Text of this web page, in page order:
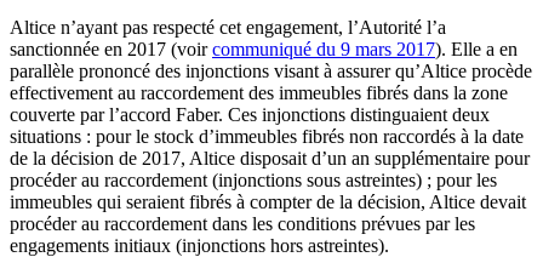
Altice n’ayant pas respecté cet engagement, l’Autorité l’a
sanctionnée en 2017 (voircommuniqué du 9 mars 2017). Elle a en
parallèle prononcé des injonctions visant à assurer qu’Altice procède
effectivement au raccordement des immeubles fibrés dans la zone
couverte par l’accord Faber. Ces injonctions distinguaient deux
situations : pour le stock d’immeubles fibrés non raccordés à la date
de la décision de 2017, Altice disposait d’un an supplémentaire pour
procéder au raccordement (injonctions sous astreintes) ; pour les
immeubles qui seraient fibrés à compter de la décision, Altice devait
procéder au raccordement dans les conditions prévues par les
engagements initiaux (injonctions hors astreintes).